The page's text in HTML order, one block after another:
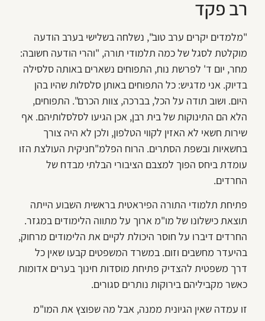
רב פקד
"מלמדים יקרים ערב טוב", נשלחה בשלישי בערב הודעה
מוקלטת לסגל של כמה תלמודי תורה, "והרי הודעה חשובה:
מחר, יום ד' לפרשת נוח, התפוחים נשארים באותה סלסילה
בדיוק. אני מדגיש: כל התפוחים באותן סלסלות שהיו בהן
היום. ושוב תודה על הכל, בברכה, צוות הכרם". התפוחים,
הלא הם התינוקות של בית רבן, אכן הגיעו לסלסלותיהם. אף
שירות חשאי לא האזין לקווי הטלפון, ולכן לא היה צורך
בחשאיות ובשפת הסתרים. הרוח הפלמ"חניקית העולצת הזו
עומדת ביחס הפוך למצבם הציבורי הבלתי מבדח של
החרדים.
פתיחת תלמודי התורה הפיראטית בראשית השבוע הייתה
תוצאת כישלונו של מו"מ ארוך על מתווה הלימודים במגזר.
החרדים דיברו על חוסר היכולת לקיים את הלימודים מרחוק,
בהיעדר מחשבים וזום. במשרד המשפטים קבעו שאין כל
דרך משפטית להצדיק פתיחת מוסדות חינוך בערים אדומות
כאשר מקביליהם בירוקות נותרים סגורים.
זו עמדה שאין הגיונית ממנה, אבל מה שפוצץ את המו"מ